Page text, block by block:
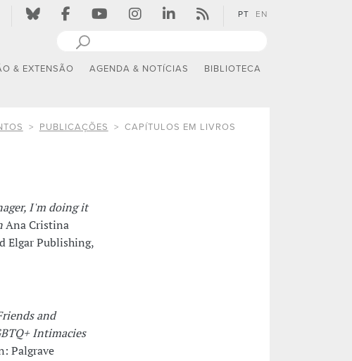
PT EN
& EXTENSÃO AGENDA & NOTÍCIAS BIBLIOTECA
PUBLICAÇÕES CAPÍTULOS EM LIVROS
I'm doing it
Ana Cristina
Elgar Publishing,
and
Intimacies
Palgrave